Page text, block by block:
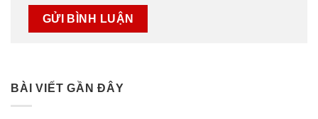
BÀI VIẾT GẦN ĐÂY